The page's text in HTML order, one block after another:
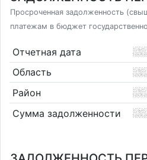
Просроченная задолженность
платежам в бюджет
Отчетная дата
Область
Район
Сумма задолженности